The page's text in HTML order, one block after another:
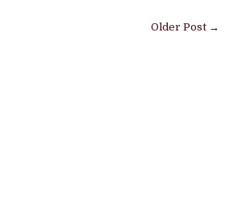
Older Post →